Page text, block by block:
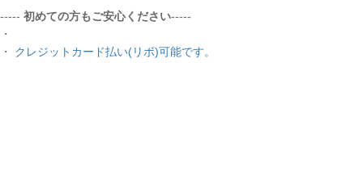
----- 初めての方もご安心ください-----
・
・ クレジットカード払い(リボ)可能です。